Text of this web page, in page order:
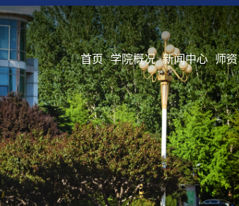
首页 学院概况 新闻中心 师资